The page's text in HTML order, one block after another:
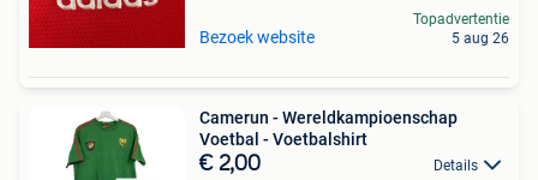
Bezoek website
Topadvertentie
5 aug 26
Camerun - Wereldkampioenschap
Voetbal - Voetbalshirt
€ 2,00 Details